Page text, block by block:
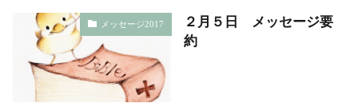
メッセージ2017
２月５日 メッセージ要
約